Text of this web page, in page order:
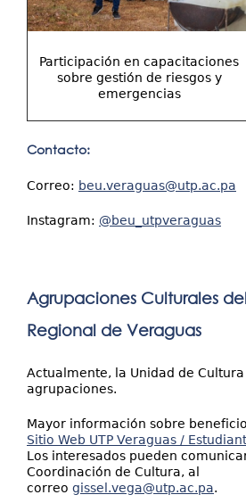
Participación en capacitaciones
sobre gestión de riesgos y
emergencias
Contacto:
Correo: beu.veraguas@utp.ac.pa
Instagram: @beu_utpveraguas
Agrupaciones Culturales
Regional de Veraguas
Actualmente, la Unidad de
agrupaciones.
Mayor información sobre
Sitio Web UTP Veraguas /
Los interesados pueden
Coordinación de Cultura, al
correo gissel.vega@utp.ac.pa.